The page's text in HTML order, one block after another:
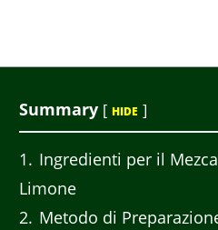
Summary [ HIDE ]
1
Ingredienti per il
Limone
2 Metodo di